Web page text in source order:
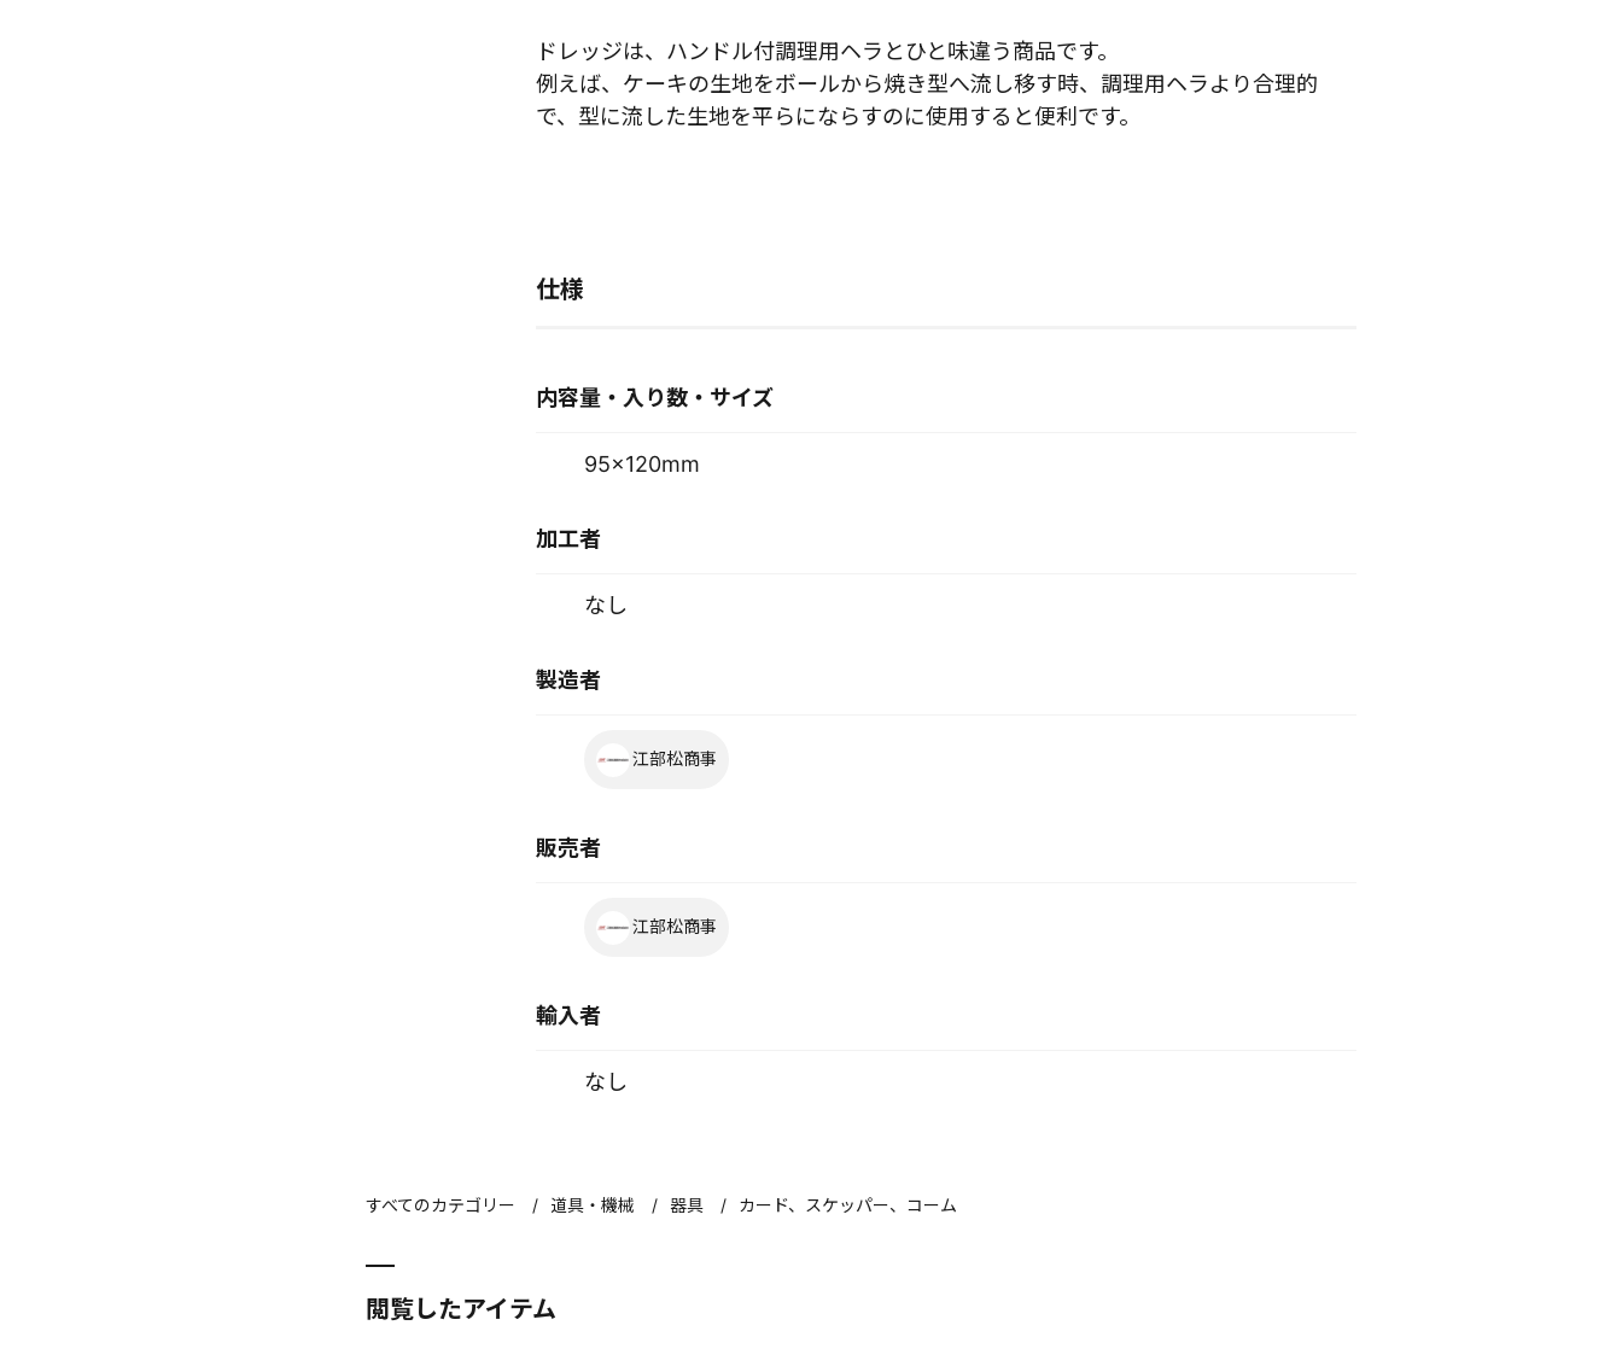
ドレッジは、ハンドル付調理用ヘラとひと味違う商品です。
例えば、ケーキの生地をボールから焼き型へ流し移す時、調理用ヘラより合理的
で、型に流した生地を平らにならすのに使用すると便利です。
仕様
内容量・入り数・サイズ
95×120mm
加工者
なし
製造者
江部松商事
販売者
江部松商事
輸入者
なし
すべてのカテゴリー 道具・機械 器具 カード、スケッパー、コーム
閲覧したアイテム